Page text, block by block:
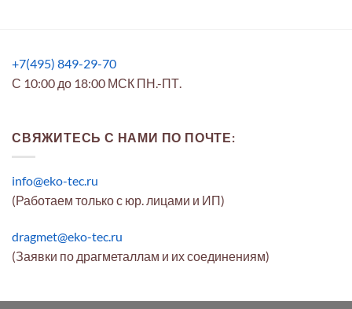
+7(495) 849-29-70
С 10:00 до 18:00 МСК ПН.-ПТ.
СВЯЖИТЕСЬ С НАМИ ПО ПОЧТЕ:
info@eko-tec.ru
(Работаем только с юр. лицами и ИП)
dragmet@eko-tec.ru
(Заявки по драгметаллам и их соединениям)